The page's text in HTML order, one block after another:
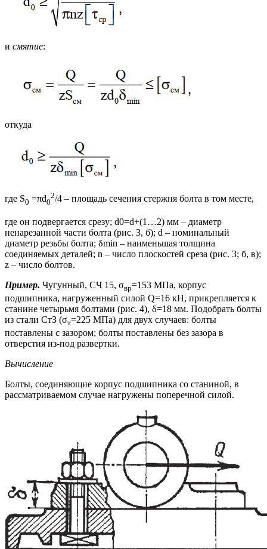
и смятие:
откуда
где S0 =πd0
2/4 – площадь сечения стержня болта в том месте,
где он подвергается срезу; d0=d+(1…2) мм – диаметр
ненарезанной части болта (рис. 3, б); d – номинальный
диаметр резьбы болта; δmin – наименьшая толщина
соединяемых деталей; n – число плоскостей среза (рис. 3; б, в);
z – число болтов.
Пример. Чугунный, СЧ 15, σвр=153 МПа, корпус
подшипника, нагруженный силой Q=16 кН, прикрепляется к
станине четырьмя болтами (рис. 4), δ=18 мм. Подобрать болты
из стали СтЗ (σт=225 МПа) для двух случаев: болты
поставлены с зазором; болты поставлены без зазора в
отверстия из-под развертки.
Вычисление
Болты, соединяющие корпус подшипника со станиной, в
рассматриваемом случае нагружены поперечной силой.